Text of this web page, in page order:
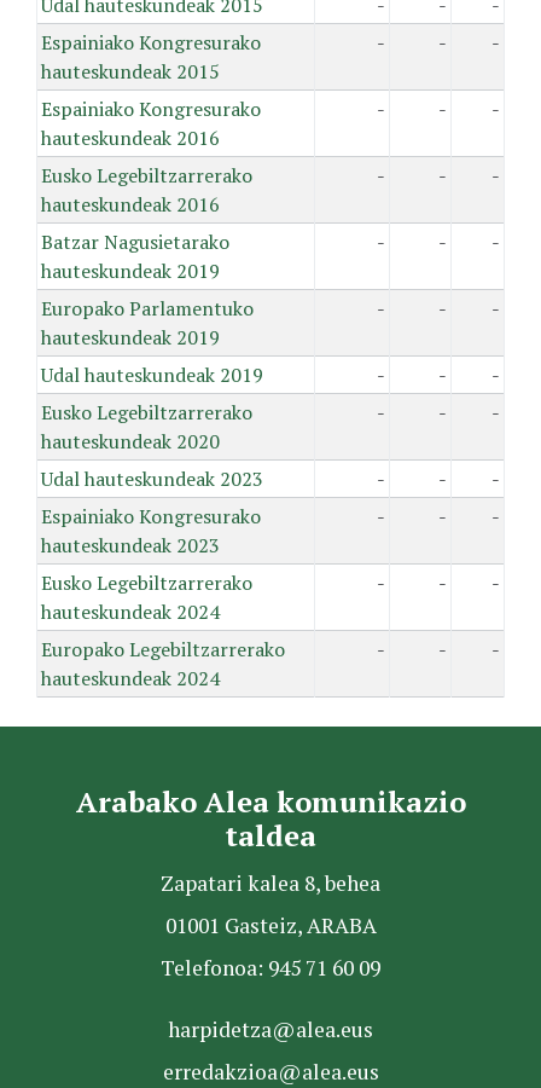
Udal hauteskundeak 2015 - -
-
Espainiako Kongresurako
hauteskundeak 2015
- - -
Espainiako Kongresurako
hauteskundeak 2016
- - -
Eusko Legebiltzarrerako
hauteskundeak 2016
- - -
Batzar Nagusietarako
hauteskundeak 2019
- - -
Europako Parlamentuko
hauteskundeak 2019
- - -
Udal hauteskundeak 2019 - -
-
Eusko Legebiltzarrerako
hauteskundeak 2020
- - -
Udal hauteskundeak 2023 - -
-
Espainiako Kongresurako
hauteskundeak 2023
- - -
Eusko Legebiltzarrerako
hauteskundeak 2024
- - -
Europako Legebiltzarrerako
hauteskundeak 2024
- - -
Arabako Alea komunikazio
taldea
Zapatari kalea 8, behea
01001 Gasteiz, ARABA
Telefonoa: 945 71 60 09
harpidetza@alea.eus
erredakzioa@alea.eus